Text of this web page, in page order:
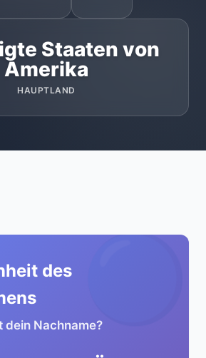
Staaten von
Amerika
HAUPTLAND
🔵
des
dein Nachname?